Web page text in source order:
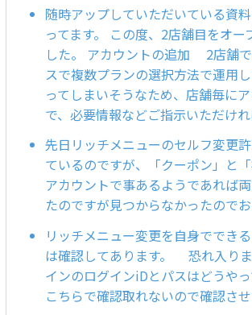
随時アップしていただいている資
ってます。 この度、2店舗目をオ
した。 アカウントの追加 2店舗
スで複数プランの選択方法で運用
ってしまいそうなため、店舗毎に
で、必要情報などご指示いただけれ
先日リッチメニューのセルフ変更
ているのですが、「クーポン」と
アカウントで事あるようであれば
たのですが見つからなかったので
リッチメニュー変更を自身ででき
は確認してあります。 恐れ入り
インのログインiDとパスはどうや
こちらで確認取れないので確認させ